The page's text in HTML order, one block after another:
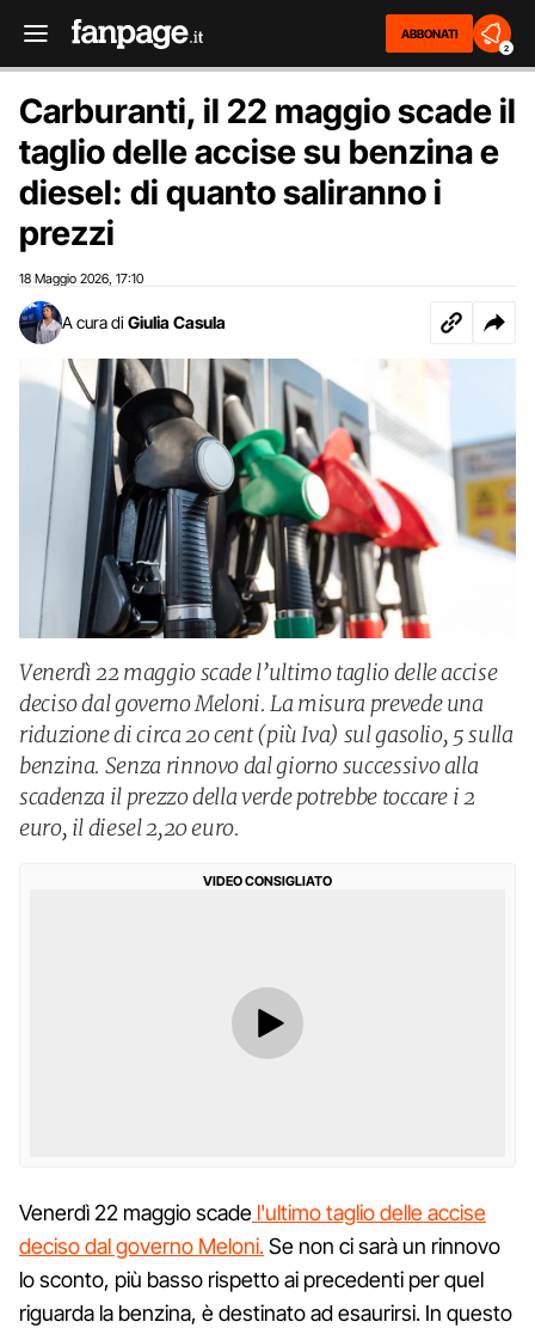
ABBONATI
2
Carburanti, il 22 maggio scade il
taglio delle accise su benzina e
diesel: di quanto saliranno i
prezzi
18 Maggio 2026 17:10
A cura di Giulia Casula
Venerdì 22 maggio scade l’ultimo taglio delle accise
deciso dal governo Meloni. La misura prevede una
riduzione di circa 20 cent (più Iva) sul gasolio, 5 sulla
benzina. Senza rinnovo dal giorno successivo alla
scadenza il prezzo della verde potrebbe toccare i 2
euro, il diesel 2,20 euro.
VIDEO CONSIGLIATO
Venerdì 22 maggio scade l'ultimo taglio delle accise
deciso dal governo Meloni.Se non ci sarà un rinnovo
lo sconto, più basso rispetto ai precedenti per quel
riguarda la benzina, è destinato ad esaurirsi. In questo